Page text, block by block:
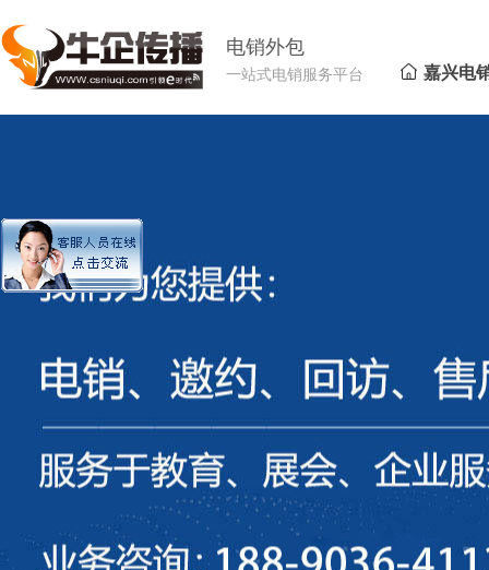
电销外包
一站式电销服务平台 嘉兴电